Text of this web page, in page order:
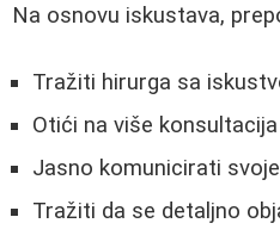
Na osnovu iskustava,
Tražiti hirurga sa
Otići na više
Jasno komunicirati
Tražiti da se detaljno